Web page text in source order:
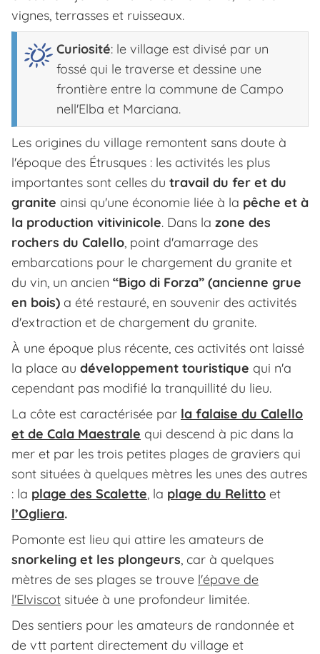
vignes, terrasses et ruisseaux.
Curiosité: le village est divisé par un
fossé qui le traverse et dessine une
frontière entre la commune de Campo
nell'Elba et Marciana.
Les origines du village remontent sans doute à
l'époque des Étrusques : les activités les plus
importantes sont celles du travail du fer et du
granite ainsi qu'une économie liée à la pêche et à
la production vitivinicole. Dans la zone des
rochers du Calello, point d'amarrage des
embarcations pour le chargement du granite et
du vin, un ancien “Bigo di Forza” (ancienne grue
en bois) a été restauré, en souvenir des activités
d'extraction et de chargement du granite.
À une époque plus récente, ces activités ont laissé
la place au développement touristique qui n'a
cependant pas modifié la tranquillité du lieu.
La côte est caractérisée par la falaise du Calello
et de Cala Maestrale qui descend à pic dans la
mer et par les trois petites plages de graviers qui
sont situées à quelques mètres les unes des autres
: la plage des Scalette, la plage du Relitto et
l’Ogliera.
Pomonte est lieu qui attire les amateurs de
snorkeling et les plongeurs, car à quelques
mètres de ses plages se trouve l'épave de
l'Elviscot située à une profondeur limitée.
Des sentiers pour les amateurs de randonnée et
de vtt partent directement du village et